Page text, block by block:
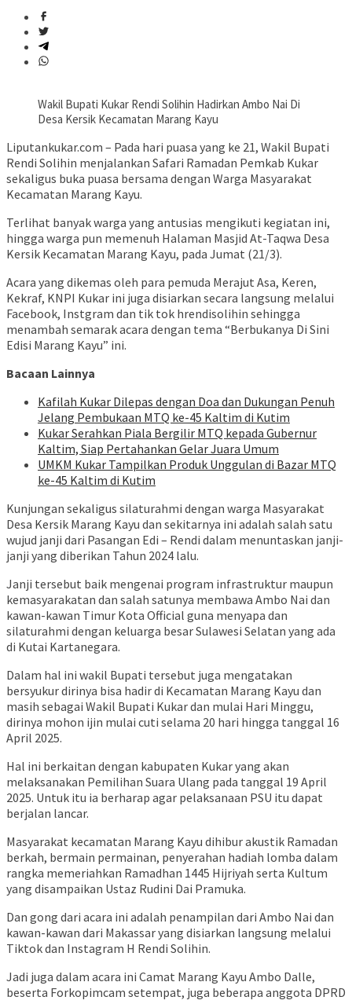
Wakil Bupati Kukar Rendi Solihin Hadirkan Ambo Nai Di
Desa Kersik Kecamatan Marang Kayu
Liputankukar.com – Pada hari puasa yang ke 21, Wakil Bupati
Rendi Solihin menjalankan Safari Ramadan Pemkab Kukar
sekaligus buka puasa bersama dengan Warga Masyarakat
Kecamatan Marang Kayu.
Terlihat banyak warga yang antusias mengikuti kegiatan ini,
hingga warga pun memenuh Halaman Masjid At-Taqwa Desa
Kersik Kecamatan Marang Kayu, pada Jumat (21/3).
Acara yang dikemas oleh para pemuda Merajut Asa, Keren,
Kekraf, KNPI Kukar ini juga disiarkan secara langsung melalui
Facebook, Instgram dan tik tok hrendisolihin sehingga
menambah semarak acara dengan tema “Berbukanya Di Sini
Edisi Marang Kayu” ini.
Bacaan Lainnya
Kafilah Kukar Dilepas dengan Doa dan Dukungan Penuh
Jelang Pembukaan MTQ ke-45 Kaltim di Kutim
Kukar Serahkan Piala Bergilir MTQ kepada Gubernur
Kaltim, Siap Pertahankan Gelar Juara Umum
UMKM Kukar Tampilkan Produk Unggulan di Bazar MTQ
ke-45 Kaltim di Kutim
Kunjungan sekaligus silaturahmi dengan warga Masyarakat
Desa Kersik Marang Kayu dan sekitarnya ini adalah salah satu
wujud janji dari Pasangan Edi – Rendi dalam menuntaskan janji-
janji yang diberikan Tahun 2024 lalu.
Janji tersebut baik mengenai program infrastruktur maupun
kemasyarakatan dan salah satunya membawa Ambo Nai dan
kawan-kawan Timur Kota Official guna menyapa dan
silaturahmi dengan keluarga besar Sulawesi Selatan yang ada
di Kutai Kartanegara.
Dalam hal ini wakil Bupati tersebut juga mengatakan
bersyukur dirinya bisa hadir di Kecamatan Marang Kayu dan
masih sebagai Wakil Bupati Kukar dan mulai Hari Minggu,
dirinya mohon ijin mulai cuti selama 20 hari hingga tanggal 16
April 2025.
Hal ini berkaitan dengan kabupaten Kukar yang akan
melaksanakan Pemilihan Suara Ulang pada tanggal 19 April
2025. Untuk itu ia berharap agar pelaksanaan PSU itu dapat
berjalan lancar.
Masyarakat kecamatan Marang Kayu dihibur akustik Ramadan
berkah, bermain permainan, penyerahan hadiah lomba dalam
rangka memeriahkan Ramadhan 1445 Hijriyah serta Kultum
yang disampaikan Ustaz Rudini Dai Pramuka.
Dan gong dari acara ini adalah penampilan dari Ambo Nai dan
kawan-kawan dari Makassar yang disiarkan langsung melalui
Tiktok dan Instagram H Rendi Solihin.
Jadi juga dalam acara ini Camat Marang Kayu Ambo Dalle,
beserta Forkopimcam setempat, juga beberapa anggota DPRD